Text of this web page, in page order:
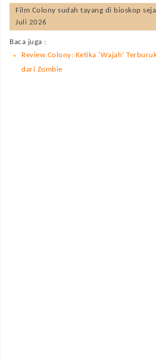
Film Colony sudah tayang di bioskop
Juli 2026
Baca juga :
Review Colony: Ketika 'Wajah'
dari Zombie